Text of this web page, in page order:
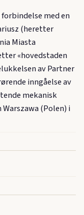
med en
(heretter
Miasta
«hovedstaden
av Partner
inngåelse av
mekanisk
(Polen) i